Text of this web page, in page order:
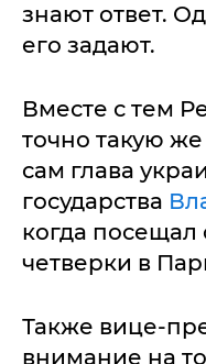
знают ответ.
его задают.
Вместе с тем
точно такую
сам глава
государства
когда
четверки в
Также вице-
внимание на